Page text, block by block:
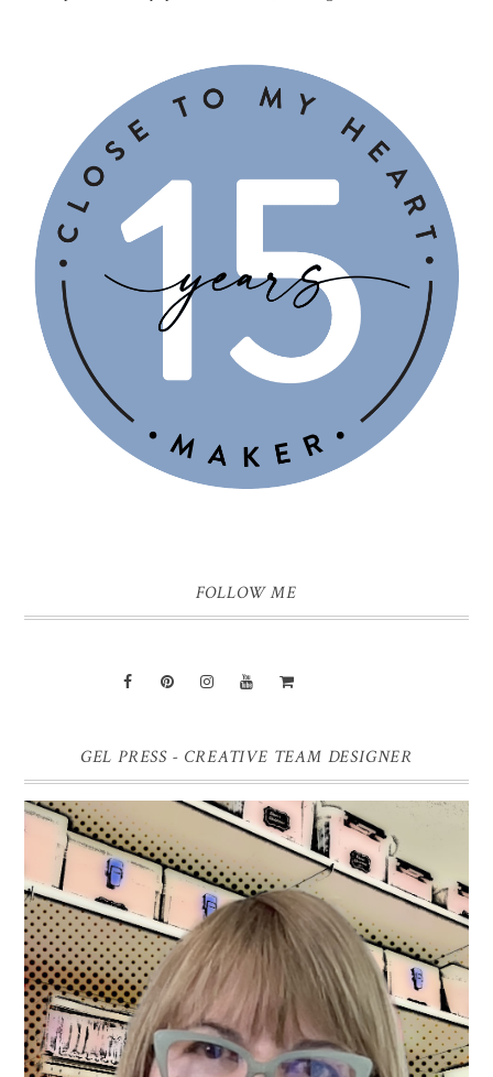
FOLLOW ME
GEL PRESS - CREATIVE TEAM DESIGNER